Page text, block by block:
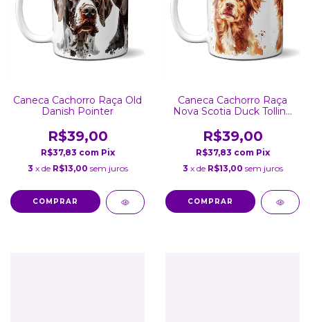
Caneca Cachorro Raça Old
Danish Pointer
R$39,00
R$37,83 com Pix
3 x de R$13,00 sem juros
Caneca Cachorro Raça
Nova Scotia Duck Tolling
R$39,00
R$37,83 com Pix
3 x de R$13,00 sem juros